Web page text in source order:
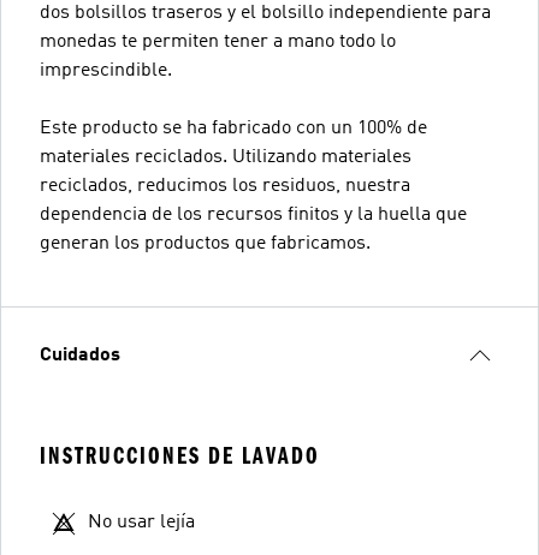
dos bolsillos traseros y el bolsillo independiente para
monedas te permiten tener a mano todo lo
imprescindible.
Este producto se ha fabricado con un 100% de
materiales reciclados. Utilizando materiales
reciclados, reducimos los residuos, nuestra
dependencia de los recursos finitos y la huella que
generan los productos que fabricamos.
Cuidados
INSTRUCCIONES DE LAVADO
No usar lejía